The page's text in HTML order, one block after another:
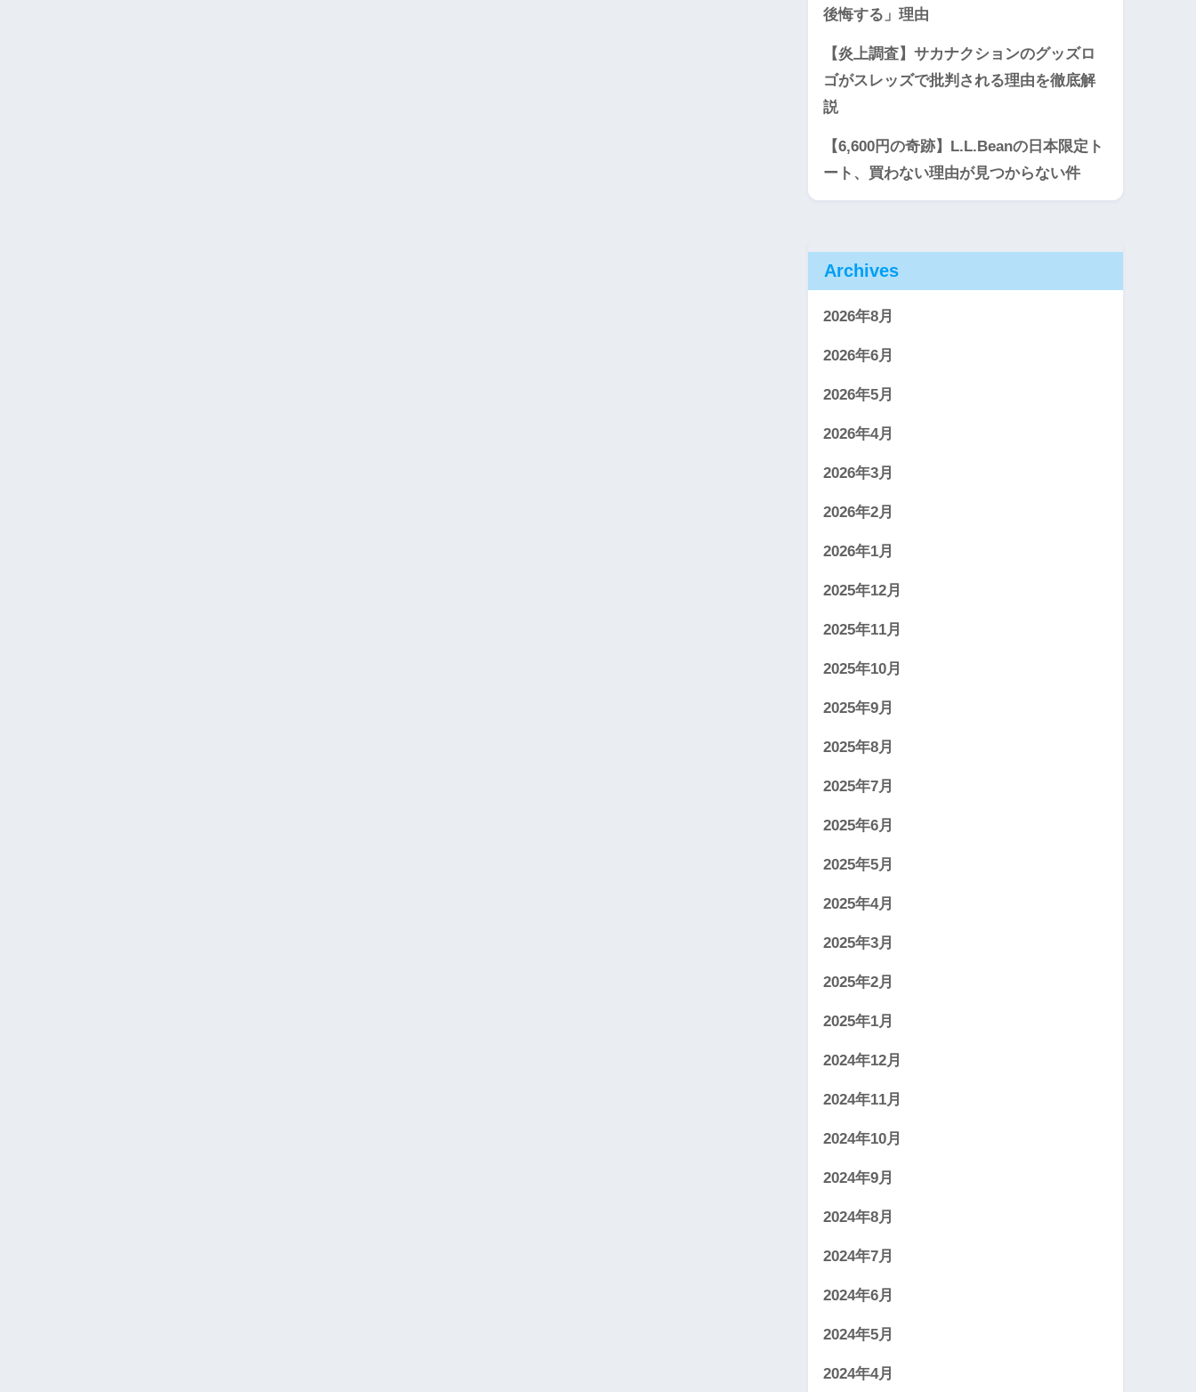
後悔する」理由
【炎上調査】サカナクションのグッズロ
ゴがスレッズで批判される理由を徹底解
説
【6,600円の奇跡】L.L.Beanの日本限定ト
ート、買わない理由が見つからない件
Archives
2026年8月
2026年6月
2026年5月
2026年4月
2026年3月
2026年2月
2026年1月
2025年12月
2025年11月
2025年10月
2025年9月
2025年8月
2025年7月
2025年6月
2025年5月
2025年4月
2025年3月
2025年2月
2025年1月
2024年12月
2024年11月
2024年10月
2024年9月
2024年8月
2024年7月
2024年6月
2024年5月
2024年4月